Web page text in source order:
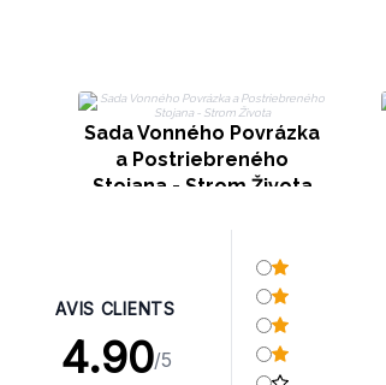
Sada Vonného Povrázka
a Postriebreného
Stojana - Strom Života
AVIS CLIENTS
4.90/5